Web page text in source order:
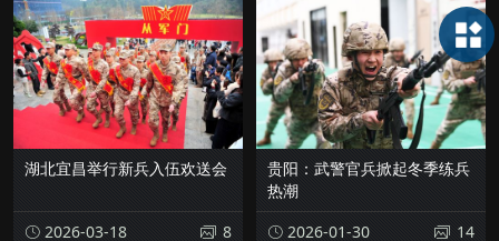
湖北宜昌举行新兵入伍欢送会
2026-03-18 8
贵阳：武警官兵掀起冬季练兵
热潮
2026-01-30
14